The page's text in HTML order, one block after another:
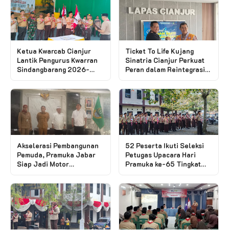
Ketua Kwarcab Cianjur
Lantik Pengurus Kwarran
Sindangbarang 2026-
Makin "Mangprang"
Ticket To Life Kujang
Sinatria Cianjur Perkuat
Peran dalam Reintegrasi
Hari Bakti
Pemasyarakatan ke-62 di
Cianjur
Akselerasi Pembangunan
Pemuda, Pramuka Jabar
Siap Jadi Motor
Kepemudaan
52 Peserta Ikuti Seleksi
Petugas Upacara Hari
Pramuka ke-65 Tingkat